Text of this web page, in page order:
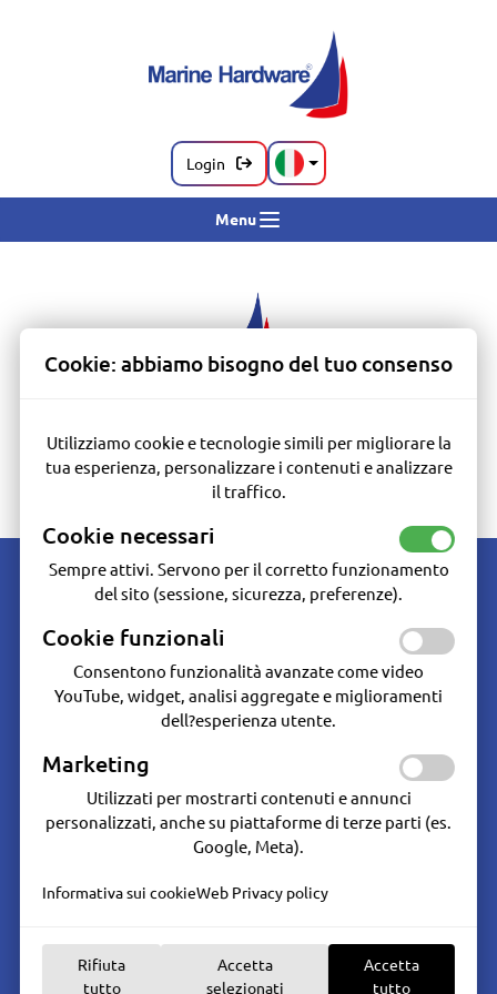
Cookie: abbiamo bisogno del tuo consenso
Utilizziamo cookie e tecnologie simili per migliorare la
tua esperienza, personalizzare i contenuti e analizzare
il traffico.
Cookie necessari
Sempre attivi. Servono per il corretto funzionamento
del sito (sessione, sicurezza, preferenze).
Cookie funzionali
Consentono funzionalità avanzate come video
YouTube, widget, analisi aggregate e miglioramenti
dell?esperienza utente.
Marketing
Utilizzati per mostrarti contenuti e annunci
personalizzati, anche su piattaforme di terze parti (es.
Google, Meta).
Informativa sui cookie Web Privacy policy
Rifiuta
tutto
Accetta
selezionati
Accetta
tutto
Login
Menu
assistenza del materiale per la nautica da diporto e professionale.
Condizioni generali
Condizioni di Vendita
Diritto di recesso
Garanzia del Prodotto
Informazioni
Chi siamo